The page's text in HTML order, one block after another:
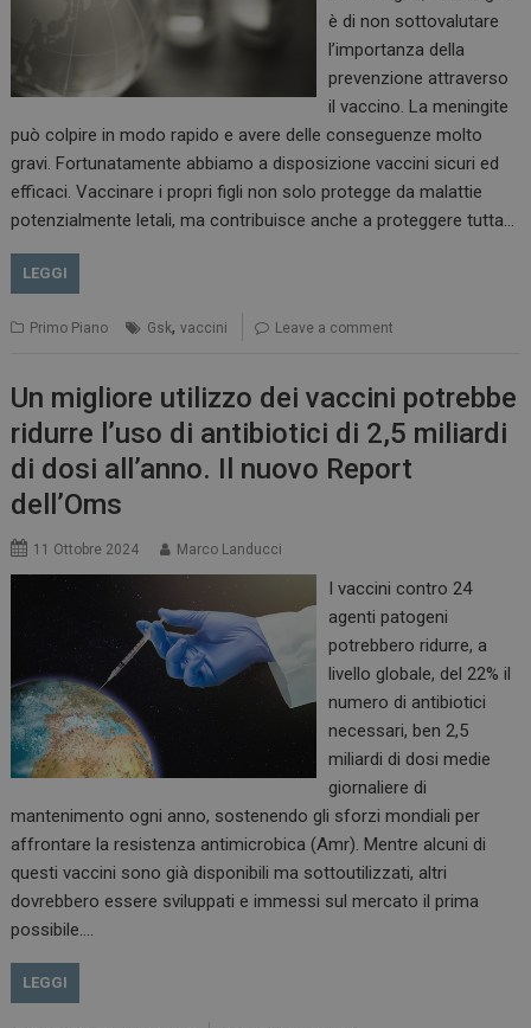
è di non sottovalutare
l’importanza della
prevenzione attraverso
il vaccino. La meningite
può colpire in modo rapido e avere delle conseguenze molto
gravi. Fortunatamente abbiamo a disposizione vaccini sicuri ed
efficaci. Vaccinare i propri figli non solo protegge da malattie
potenzialmente letali, ma contribuisce anche a proteggere tutta…
LEGGI
Primo Piano Gsk,vaccini Leave a comment
Un migliore utilizzo dei vaccini potrebbe
ridurre l’uso di antibiotici di 2,5 miliardi
di dosi all’anno. Il nuovo Report
dell’Oms
11 Ottobre 2024 Marco Landucci
I vaccini contro 24
agenti patogeni
potrebbero ridurre, a
livello globale, del 22% il
numero di antibiotici
necessari, ben 2,5
miliardi di dosi medie
giornaliere di
mantenimento ogni anno, sostenendo gli sforzi mondiali per
affrontare la resistenza antimicrobica (Amr). Mentre alcuni di
questi vaccini sono già disponibili ma sottoutilizzati, altri
dovrebbero essere sviluppati e immessi sul mercato il prima
possibile.…
LEGGI